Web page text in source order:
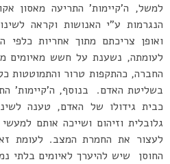
למשל, ה’קיימות’ התריעה מאסון
הנגרמות ע”י האנושות וקראה
ואופן צריכתם מתוך אחריות כלפי
לעומתה, נשענת על חשש מאיומים
החברה, כהתקפות טרור והתמוטטות
בשליטת האדם. בנוסף, ה’קיימות’
כבית גידולו של האדם, טענה
גלובלית וזיהום ושייכה אותם
לעצור את החמרת המצב. לעומת
החוסן שיש להיערך לאיומים בלתי